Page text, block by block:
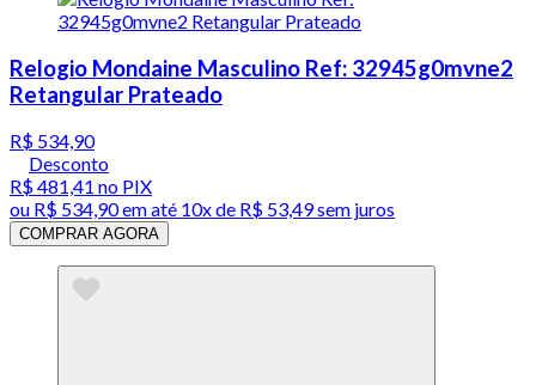
Relogio Mondaine Masculino Ref: 32945g0mvne2
Retangular Prateado
R$ 534,90
Desconto
R$ 481,41 no PIX
ou R$ 534,90em até 10x de R$ 53,49 sem juros
COMPRAR AGORA